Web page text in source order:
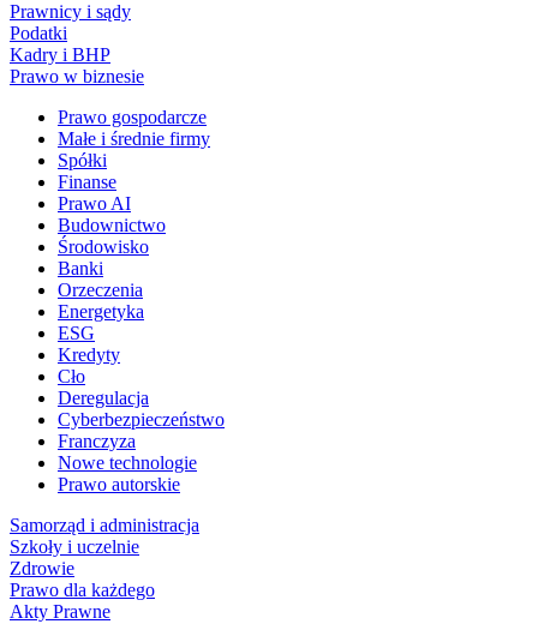
Prawnicy i sądy
Podatki
Kadry i BHP
Prawo w biznesie
Prawo gospodarcze
Małe i średnie firmy
Spółki
Finanse
Prawo AI
Budownictwo
Środowisko
Banki
Orzeczenia
Energetyka
ESG
Kredyty
Cło
Deregulacja
Cyberbezpieczeństwo
Franczyza
Nowe technologie
Prawo autorskie
Samorząd i administracja
Szkoły i uczelnie
Zdrowie
Prawo dla każdego
Akty Prawne